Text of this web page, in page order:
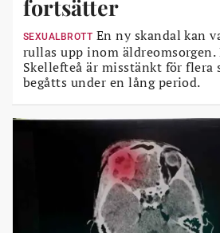
fortsätter
SEXUALBROTT En ny skandal kan
rullas upp inom äldreomsorgen.
Skellefteå är misstänkt för flera
begåtts under en lång period.